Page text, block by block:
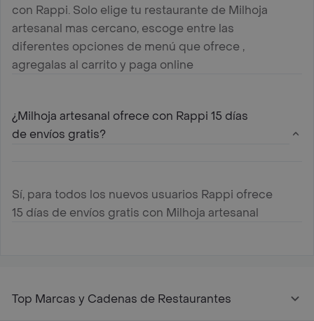
con Rappi. Solo elige tu restaurante de Milhoja
artesanal mas cercano, escoge entre las
diferentes opciones de menú que ofrece ,
agregalas al carrito y paga online
¿Milhoja artesanal ofrece con Rappi 15 días
de envíos gratis?
Sí, para todos los nuevos usuarios Rappi ofrece
15 días de envíos gratis con Milhoja artesanal
Top Marcas y Cadenas de Restaurantes